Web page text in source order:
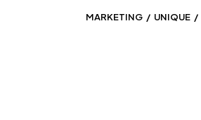
MARKETING UNIQUE